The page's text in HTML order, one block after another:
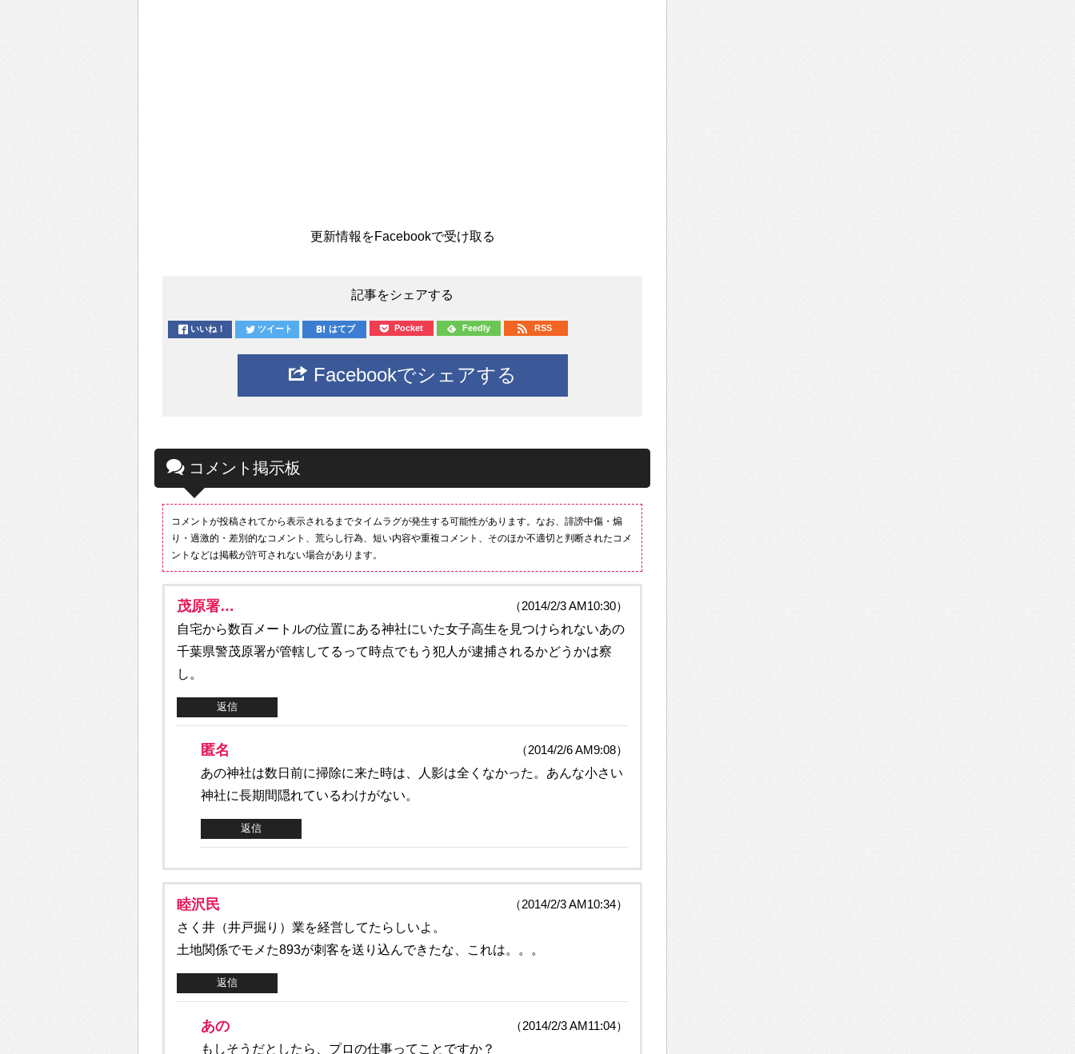
更新情報をFacebookで受け取る
記事をシェアする
いいね！ ツイート はてブ Pocket Feedly RSS
Facebookでシェアする
コメント掲示板
コメントが投稿されてから表示されるまでタイムラグが発生する可能性があります。なお、誹謗中傷・煽
り・過激的・差別的なコメント、荒らし行為、短い内容や重複コメント、そのほか不適切と判断されたコメ
ントなどは掲載が許可されない場合があります。
茂原署…
（2014/2/3 AM10:30）
自宅から数百メートルの位置にある神社にいた女子高生を見つけられないあの
千葉県警茂原署が管轄してるって時点でもう犯人が逮捕されるかどうかは察
し。
返信
匿名
（2014/2/6 AM9:08）
あの神社は数日前に掃除に来た時は、人影は全くなかった。あんな小さい
神社に長期間隠れているわけがない。
返信
睦沢民
（2014/2/3 AM10:34）
さく井（井戸掘り）業を経営してたらしいよ。
土地関係でモメた893が刺客を送り込んできたな、これは。。。
返信
あの
（2014/2/3 AM11:04）
もしそうだとしたら、プロの仕事ってことですか？